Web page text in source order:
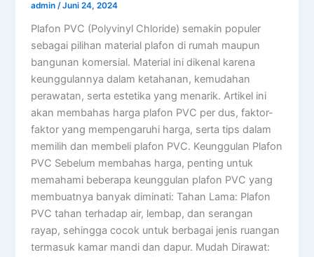
admin/Juni 24, 2024
Plafon PVC (Polyvinyl Chloride) semakin populer
sebagai pilihan material plafon di rumah maupun
bangunan komersial. Material ini dikenal karena
keunggulannya dalam ketahanan, kemudahan
perawatan, serta estetika yang menarik. Artikel ini
akan membahas harga plafon PVC per dus, faktor-
faktor yang mempengaruhi harga, serta tips dalam
memilih dan membeli plafon PVC. Keunggulan Plafon
PVC Sebelum membahas harga, penting untuk
memahami beberapa keunggulan plafon PVC yang
membuatnya banyak diminati: Tahan Lama: Plafon
PVC tahan terhadap air, lembap, dan serangan
rayap, sehingga cocok untuk berbagai jenis ruangan
termasuk kamar mandi dan dapur. Mudah Dirawat: